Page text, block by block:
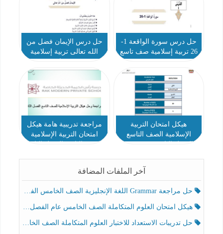
حل درس سورة الواقعة 1-
26 تربية إسلامية صف تاسع
حل درس الإيمان فضل من
الله تعالى تربية إسلامية
هيكل امتحان التربية
الإسلامية الصف التاسع
مراجعة تدريبية هامة هيكل
امتحان التربية الإسلامية
آخر الملفات المضافة
حل مراجعة Grammar اللغة الإنجليزية الصف الخامس الفصل الثالث
هيكل امتحان العلوم المتكاملة الصف الخامس عام الفصل الدراسي الثالث 2025-2026
حل تدريبات الاستعداد للاختبار العلوم المتكاملة الصف الخامس عام الفصل الثالث